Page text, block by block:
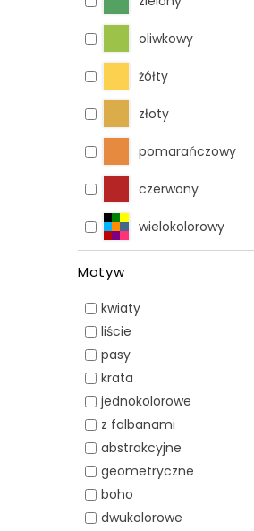
oliwkowy
żółty
złoty
pomarańczowy
czerwony
wielokolorowy
Motyw
kwiaty
liście
pasy
krata
jednokolorowe
z falbanami
abstrakcyjne
geometryczne
boho
dwukolorowe